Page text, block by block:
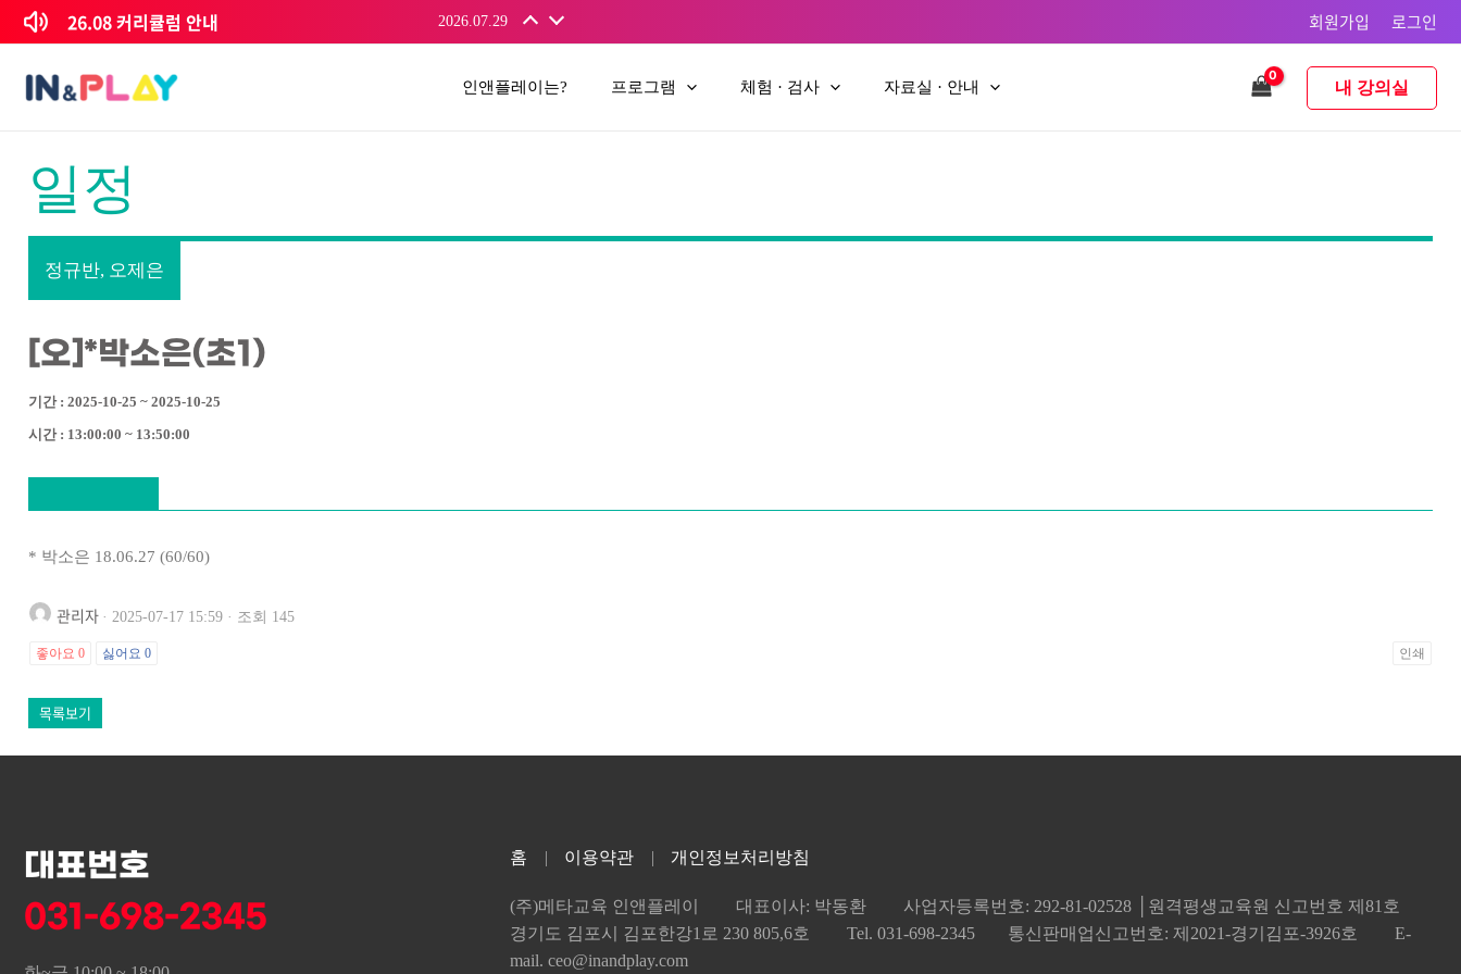
콘텐츠로
건너뛰기
26.08 커리큘럼 안내 2026.07.29 회원가입 로그인
인앤플레이는? 프로그램 체험 · 검사 자료실 · 안내 내 강의실
일정
정규반, 오제은
[오]*박소은(초1)
기간 : 2025-10-25 ~ 2025-10-25
시간 : 13:00:00 ~ 13:50:00
* 박소은 18.06.27 (60/60)
관리자 · 2025-07-17 15:59 · 조회 145
좋아요 0 싫어요 0 인쇄
목록보기
대표번호
031-698-2345
홈 이용약관 개인정보처리방침
(주)메타교육 인앤플레이 대표이사: 박동환
사업자등록번호: 292-81-02528 │원격평생교육원 신고번호 제81호
경기도 김포시 김포한강1로 230 805,6호
Tel. 031-698-2345 통신판매업신고번호: 제2021-경기김포-3926호
E-
mail. ceo@inandplay.com